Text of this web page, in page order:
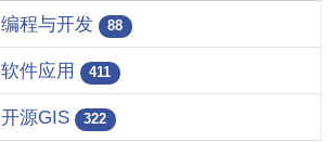
编程与开发 88
软件应用 411
开源GIS 322